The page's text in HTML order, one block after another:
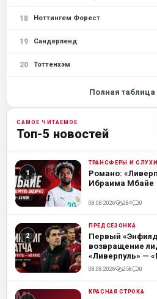
18 Ноттингем Форест
19 Сандерленд
20 Тоттенхэм
Полная
САМОЕ ЧИТАЕМОЕ
Топ-5 новостей
ML ТРАНСФЕРЫ И СЛУХИ
Романо:
Ибраима Мбайе
08.08.2026 284 0
ML ПРЕДСЕЗОНКА
Первый
возвращение
«Ливерпуль» —
08.08.2026 258 0
КРАСНАЯ СТРОКА